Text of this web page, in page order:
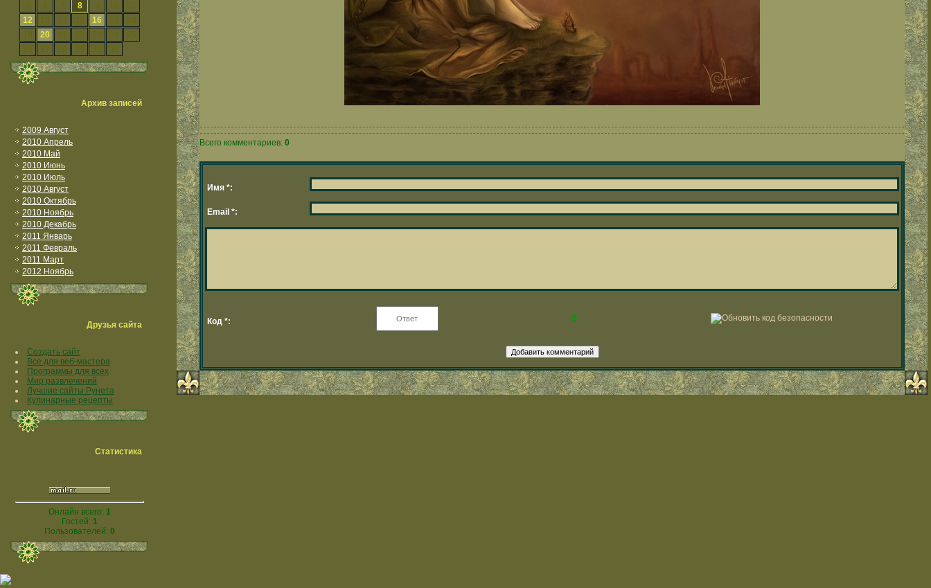
5
6 7 8 9 10
11
12
13 14 15 16 17
18
19
20 21 22 23 24
25
26
27 28 29 30 31
Архив записей
2009 Август
2010 Апрель
2010 Май
2010 Июнь
2010 Июль
2010 Август
2010 Октябрь
2010 Ноябрь
2010 Декабрь
2011 Январь
2011 Февраль
2011 Март
2012 Ноябрь
Друзья сайта
Создать сайт
Все для веб-мастера
Программы для всех
Мир развлечений
Лучшие сайты Рунета
Кулинарные рецепты
Статистика
Онлайн всего: 1
Гостей: 1
Пользователей: 0
Всего комментариев: 0
Имя *:
Email *:
Код *: